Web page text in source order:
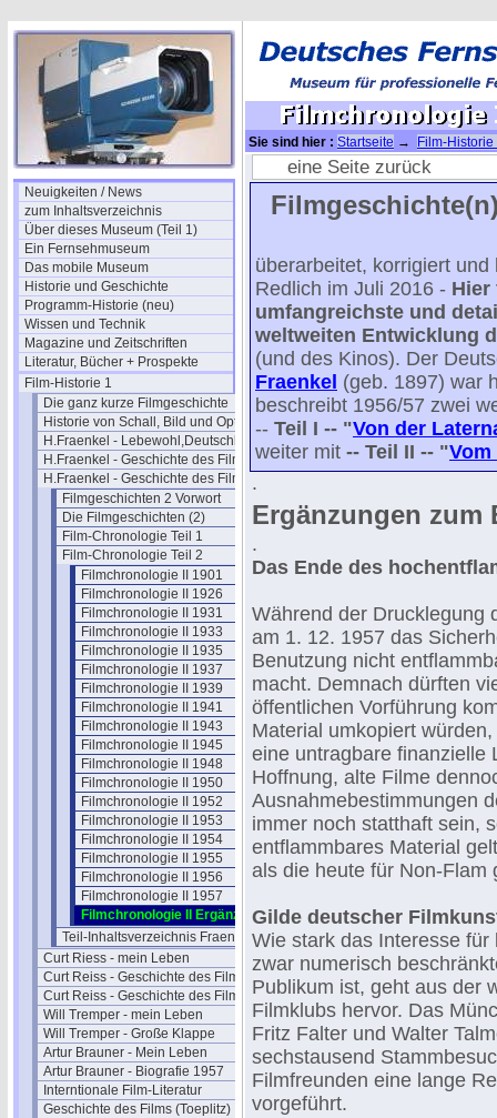
Neuigkeiten / News
zum Inhaltsverzeichnis
Über dieses Museum (Teil 1)
Ein Fernsehmuseum
Das mobile Museum
Historie und Geschichte
Programm-Historie (neu)
Wissen und Technik
Magazine und Zeitschriften
Literatur, Bücher + Prospekte
Film-Historie 1
Die ganz kurze Filmgeschichte
Historie von Schall, Bild und Optik
H.Fraenkel - Lebewohl,Deutschland
H.Fraenkel - Geschichte des Films 1
H.Fraenkel - Geschichte des Films 2
Filmgeschichten 2 Vorwort
Die Filmgeschichten (2)
Film-Chronologie Teil 1
Film-Chronologie Teil 2
Filmchronologie II 1901
Filmchronologie II 1926
Filmchronologie II 1931
Filmchronologie II 1933
Filmchronologie II 1935
Filmchronologie II 1937
Filmchronologie II 1939
Filmchronologie II 1941
Filmchronologie II 1943
Filmchronologie II 1945
Filmchronologie II 1948
Filmchronologie II 1950
Filmchronologie II 1952
Filmchronologie II 1953
Filmchronologie II 1954
Filmchronologie II 1955
Filmchronologie II 1956
Filmchronologie II 1957
Filmchronologie II Ergänzungen
Teil-Inhaltsverzeichnis Fraenkel 2
Curt Riess - mein Leben
Curt Reiss - Geschichte des Films I
Curt Reiss - Geschichte des Films II
Will Tremper - mein Leben
Will Tremper - Große Klappe
Artur Brauner - Mein Leben
Artur Brauner - Biografie 1957
Interntionale Film-Literatur
Geschichte des Films (Toeplitz)
Sie sind hier : Startseite →
Film-Historie
Teil 2→ Filmchronologie II Ergänzungen
eine Seite zurück
überarbeitet, korrigiert
Redlich im Juli 2016 - Hier
umfangreichste und
weltweiten Entwicklung
(und des Kinos). Der
Fraenkel (geb. 1897) war
beschreibt 1956/57 zwei
-- Teil I -- "Von der
weiter mit -- Teil II -- "
.
Ergänzungen zum
.
Das Ende des
Während der Drucklegung
am 1. 12. 1957 das
Benutzung nicht
macht. Demnach dürften
öffentlichen Vorführung
Material umkopiert
eine untragbare finanzielle
Hoffnung, alte Filme
Ausnahmebestimmungen
immer noch statthaft sein,
entflammbares Material
als die heute für Non-Flam
Gilde deutscher
Wie stark das Interesse
zwar numerisch
Publikum ist, geht aus der
Filmklubs hervor. Das
Fritz Falter und Walter
sechstausend
Filmfreunden eine lange
vorgeführt.